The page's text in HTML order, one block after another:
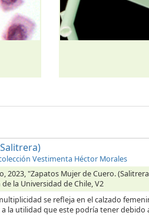
Vestimenta Héctor Morales
2023, "Zapatos Mujer de Cuero.
la Universidad de Chile, V2
se refleja en el calzado
la utilidad que este podría tener